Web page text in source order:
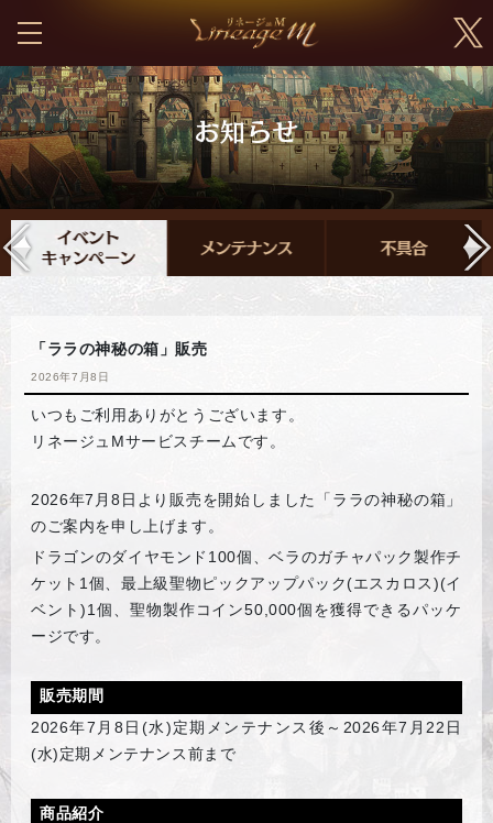
「ララの神秘の箱」販売
2026年7月8日
いつもご利用ありがとうございます。
リネージュMサービスチームです。
2026年7月8日より販売を開始しました「ララの神秘の箱」
のご案内を申し上げます。
ドラゴンのダイヤモンド100個、ベラのガチャパック製作チ
ケット1個、最上級聖物ピックアップパック(エスカロス)(イ
ベント)1個、聖物製作コイン50,000個を獲得できるパッケ
ージです。
販売期間
2026年7月8日(水)定期メンテナンス後～2026年7月22日
(水)定期メンテナンス前まで
商品紹介